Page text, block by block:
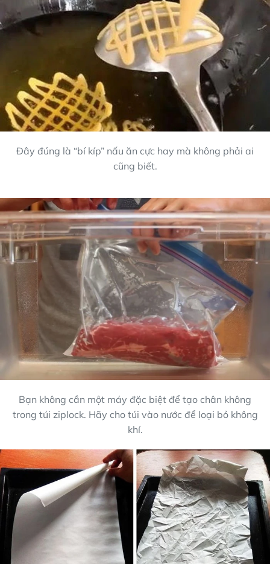
Đây đúng là “bí kíp” nấu ăn cực hay mà không phải ai
cũng biết.
Bạn không cần một máy đặc biệt để tạo chân không
trong túi ziplock. Hãy cho túi vào nước để loại bỏ không
khí.